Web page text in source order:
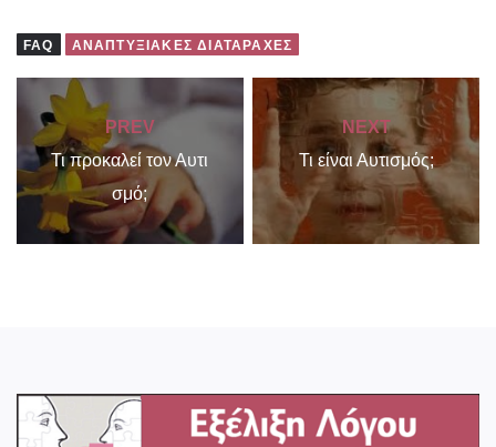
FAQ ΑΝΑΠΤΥΞΙΑΚΈΣ ΔΙΑΤΑΡΑΧΈΣ
PREV
Τι προκαλεί τον Αυτι
σμό;
NEXT
Τι είναι Αυτισμός;